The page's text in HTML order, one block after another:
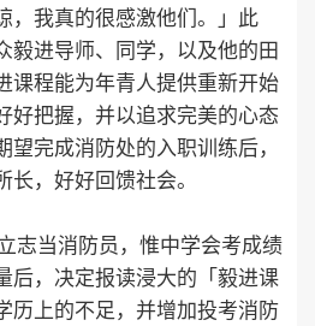
，我真的很感激他们。」此
毅进导师、同学，以及他的田
课程能为年青人提供重新开始
好把握，并以追求完美的心态
完成消防处的入职训练后，
，好好回馈社会。
志当消防员，惟中学会考成绩
后，决定报读浸大的「毅进课
历上的不足，并增加投考消防